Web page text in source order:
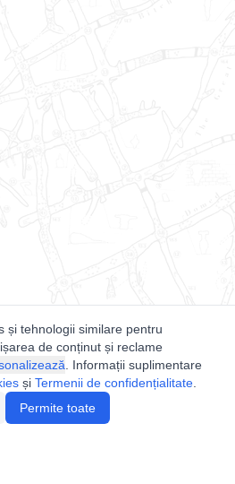
și tehnologii similare pentru
de conținut și reclame
. Informații suplimentare
și Termenii de confidențialitate
Permite toate